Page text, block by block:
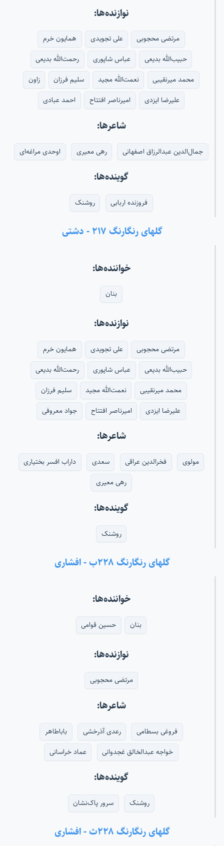
نوازنده‌ها:
مرتضی محجوبی علی تجویدی
همایون خرم
حبیب‌الله بدیعی
عباس شاپوری
رحمت‌الله بدیعی
محمد میرنقیبی
نعمت‌الله مجید سلیم فرزان
زاون
علیرضا ایزدی
امیرناصر افتتاح احمد عبادی
شاعرها:
جمال‌الدین عبدالرزاق اصفهانی رهی معیری اوحدی مراغه‌ای
گوینده‌ها:
فروزنده اربابی روشنک
گلهای رنگارنگ ۲۱۷ - دشتی
خواننده‌ها:
بنان
نوازنده‌ها:
مرتضی محجوبی علی تجویدی
همایون خرم
حبیب‌الله بدیعی
عباس شاپوری
رحمت‌الله بدیعی
محمد میرنقیبی
نعمت‌الله مجید
سلیم فرزان
علیرضا ایزدی
امیرناصر افتتاح جواد معروفی
شاعرها:
مولوی فخرالدین عراقی سعدی
داراب افسر بختیاری
رهی معیری
گوینده‌ها:
روشنک
گلهای رنگارنگ ۲۲۸ب - افشاری
خواننده‌ها:
بنان حسین قوامی
نوازنده‌ها:
مرتضی محجوبی
شاعرها:
فروغی بسطامی رعدی آذرخشی
باباطاهر
خواجه عبدالخالق غجدوانی
عماد خراسانی
گوینده‌ها:
روشنک سرور پاک‌نشان
گلهای رنگارنگ ۲۲۸ث - افشاری